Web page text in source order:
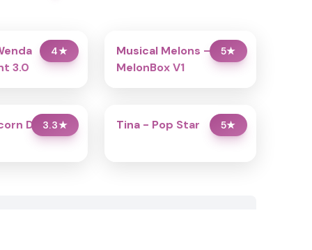
4★
3.0
5★
Musical Melons –
MelonBox V1
3.3★
Dress Up 5★
Tina - Pop Star